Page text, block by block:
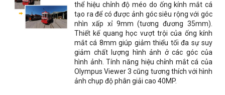
thể hiệu chỉnh độ méo do ống kính mắt cá
tạo ra để có được ảnh góc siêu rộng với góc
nhìn xấp xỉ 9mm (tương đương 35mm).
Thiết kế quang học vượt trội của ống kính
mắt cá 8mm giúp giảm thiểu tối đa sự suy
giảm chất lượng hình ảnh ở các góc của
hình ảnh. Tính năng hiệu chỉnh mắt cá của
Olympus Viewer 3 cũng tương thích với hình
ảnh chụp độ phân giải cao 40MP.